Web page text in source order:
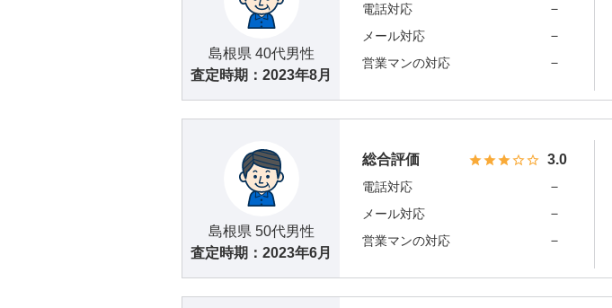
島根県 40代男性
査定時期： 2023年8月
電話対応 －
メール対応 －
営業マンの対応 －
島根県 50代男性
査定時期： 2023年6月
総合評価 3.0
電話対応 －
メール対応 －
営業マンの対応 －